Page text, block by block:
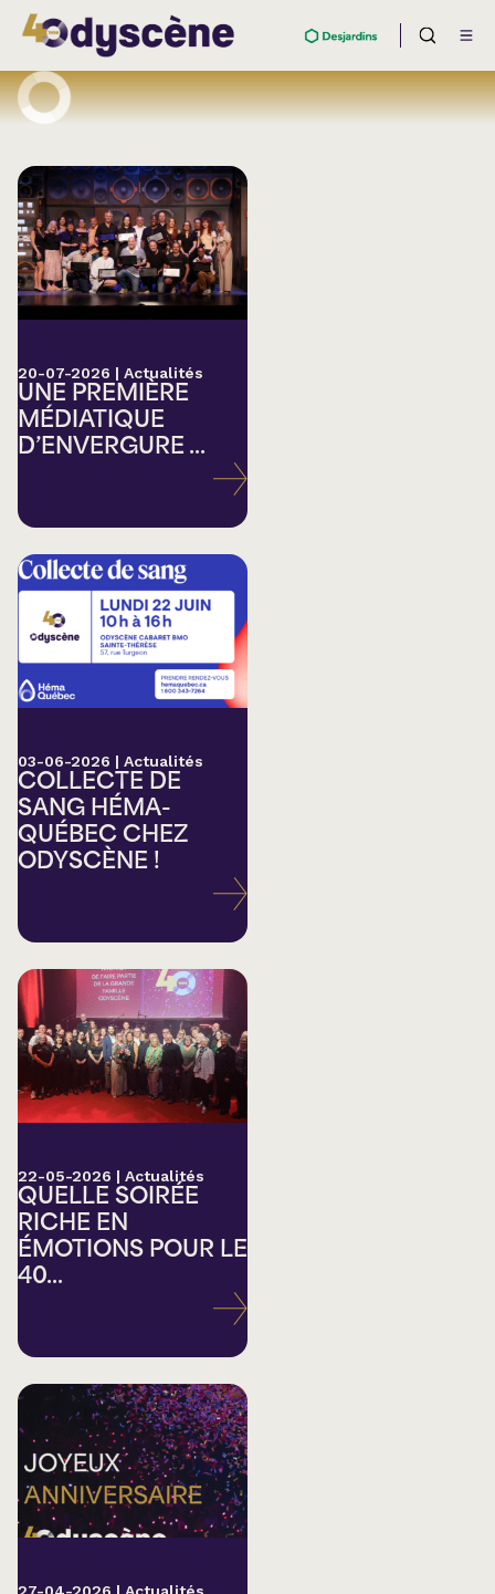
20-07-2026 | Actualités
UNE PREMIÈRE
MÉDIATIQUE
D’ENVERGURE ...
03-06-2026 | Actualités
COLLECTE DE
SANG HÉMA-
QUÉBEC CHEZ
ODYSCÈNE !
22-05-2026 | Actualités
QUELLE SOIRÉE
RICHE EN
ÉMOTIONS POUR LE
40...
27-04-2026 | Actualités